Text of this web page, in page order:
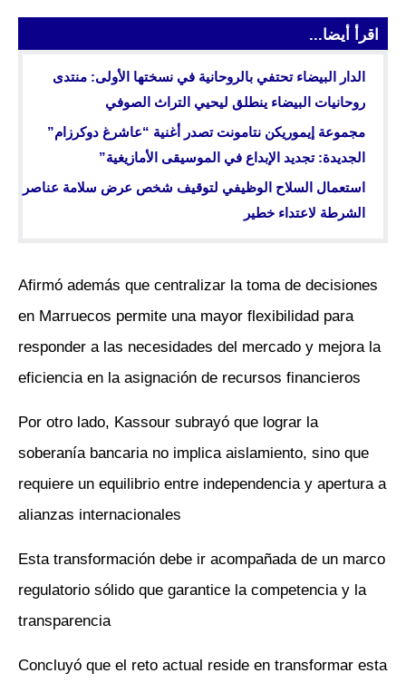
اقرأ أيضا...
الدار البيضاء تحتفي بالروحانية في نسختها الأولى: منتدى
روحانيات البيضاء ينطلق ليحيي التراث الصوفي
مجموعة إيموريكن نتامونت تصدر أغنية “عاشرغ دوكرزام”
الجديدة: تجديد الإبداع في الموسيقى الأمازيغية”
استعمال السلاح الوظيفي لتوقيف شخص عرض سلامة عناصر
الشرطة لاعتداء خطير
Afirmó además que centralizar la toma de decisiones
en Marruecos permite una mayor flexibilidad para
responder a las necesidades del mercado y mejora la
eficiencia en la asignación de recursos financieros
Por otro lado, Kassour subrayó que lograr la
soberanía bancaria no implica aislamiento, sino que
requiere un equilibrio entre independencia y apertura a
alianzas internacionales
Esta transformación debe ir acompañada de un marco
regulatorio sólido que garantice la competencia y la
transparencia
Concluyó que el reto actual reside en transformar esta